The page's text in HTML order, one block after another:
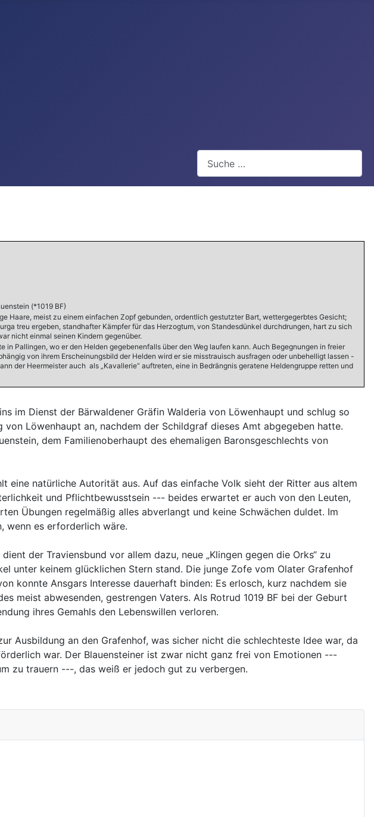
(*1019 BF)
Haare, meist zu einem einfachen Zopf gebunden, ordentlich gestutzter Bart, wettergegerbtes Gesicht;
treu ergeben, standhafter Kämpfer für das Herzogtum, von Standesdünkel durchdrungen, hart zu sich
nicht einmal seinen Kindern gegenüber.
Pallingen, wo er den Helden gegebenenfalls über den Weg laufen kann. Auch Begegnungen in freier
von ihrem Erscheinungsbild der Helden wird er sie misstrauisch ausfragen oder unbehelligt lassen -
der Heermeister auch als „Kavallerie“ auftreten, eine in Bedrängnis geratene Heldengruppe retten und
im Dienst der Bärwaldener Gräfin Walderia von Löwenhaupt und schlug so
Löwenhaupt an, nachdem der Schildgraf dieses Amt abgegeben hatte.
dem Familienoberhaupt des ehemaligen Baronsgeschlechts von
natürliche Autorität aus. Auf das einfache Volk sieht der Ritter aus altem
und Pflichtbewusstsein --- beides erwartet er auch von den Leuten,
Übungen regelmäßig alles abverlangt und keine Schwächen duldet. Im
wenn es erforderlich wäre.
der Traviensbund vor allem dazu, neue „Klingen gegen die Orks“ zu
unter keinem glücklichen Stern stand. Die junge Zofe vom Olater Grafenhof
konnte Ansgars Interesse dauerhaft binden: Es erlosch, kurz nachdem sie
meist abwesenden, gestrengen Vaters. Als Rotrud 1019 BF bei der Geburt
ihres Gemahls den Lebenswillen verloren.
Ausbildung an den Grafenhof, was sicher nicht die schlechteste Idee war, da
war. Der Blauensteiner ist zwar nicht ganz frei von Emotionen ---
zu trauern ---, das weiß er jedoch gut zu verbergen.